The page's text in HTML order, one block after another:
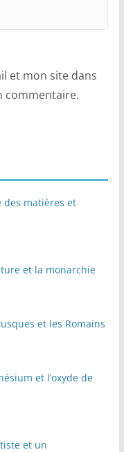
et mon site dans
commentaire.
des matières et
et la monarchie
et les Romains
et l’oxyde de
et un